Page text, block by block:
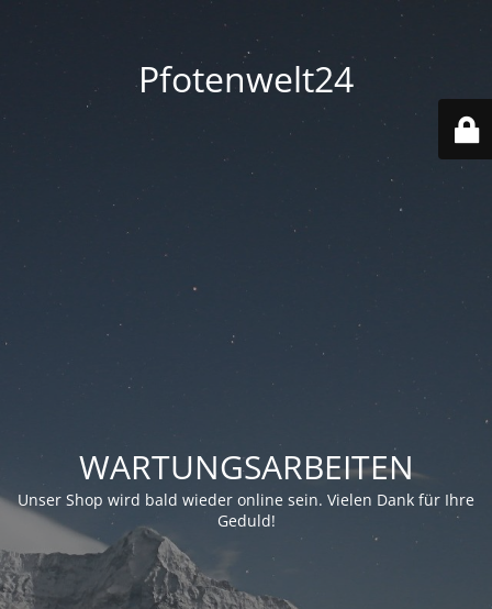
Pfotenwelt24
WARTUNGSARBEITEN
Unser Shop wird bald wieder online sein. Vielen Dank für Ihre
Geduld!